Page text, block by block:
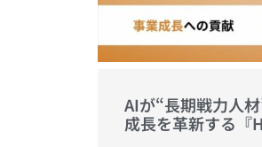
AIが“長期戦力人
成長を革新する『